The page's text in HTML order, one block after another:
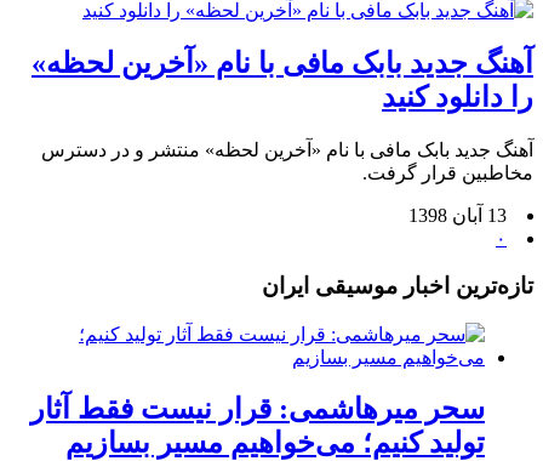
آهنگ جدید بابک مافی با نام «آخرین لحظه»
را دانلود کنید
آهنگ جدید بابک مافی با نام «آخرین لحظه» منتشر و در دسترس
مخاطبین قرار گرفت.
13 آبان 1398
۰
تازه‌ترین اخبار موسیقی ایران
سحر میرهاشمی: قرار نیست فقط آثار
تولید کنیم؛ می‌خواهیم مسیر بسازیم